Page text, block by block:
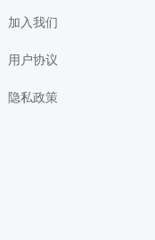
加入我们
用户协议
隐私政策